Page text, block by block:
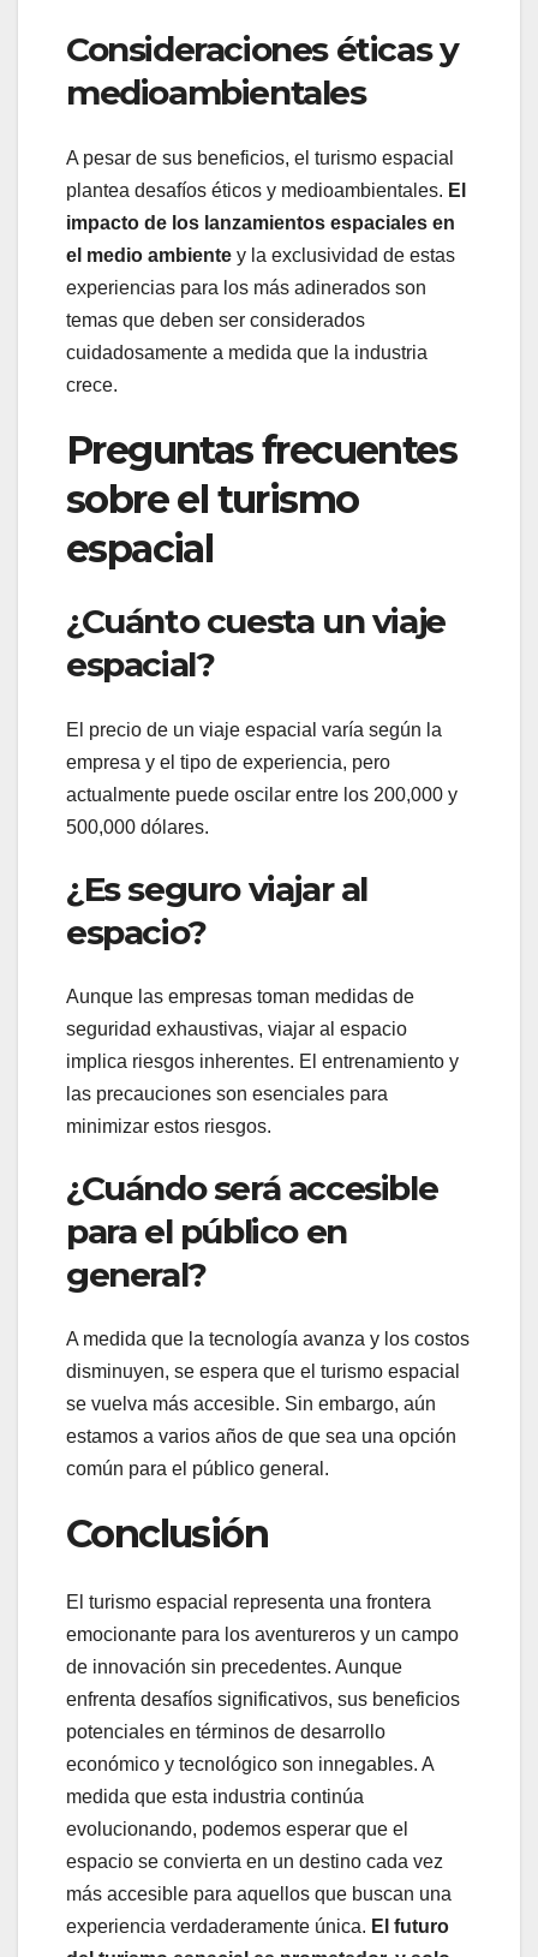
Consideraciones éticas y
medioambientales
A pesar de sus beneficios, el turismo espacial
plantea desafíos éticos y medioambientales. El
impacto de los lanzamientos espaciales en
el medio ambiente y la exclusividad de estas
experiencias para los más adinerados son
temas que deben ser considerados
cuidadosamente a medida que la industria
crece.
Preguntas frecuentes
sobre el turismo
espacial
¿Cuánto cuesta un viaje
espacial?
El precio de un viaje espacial varía según la
empresa y el tipo de experiencia, pero
actualmente puede oscilar entre los 200,000 y
500,000 dólares.
¿Es seguro viajar al
espacio?
Aunque las empresas toman medidas de
seguridad exhaustivas, viajar al espacio
implica riesgos inherentes. El entrenamiento y
las precauciones son esenciales para
minimizar estos riesgos.
¿Cuándo será accesible
para el público en
general?
A medida que la tecnología avanza y los costos
disminuyen, se espera que el turismo espacial
se vuelva más accesible. Sin embargo, aún
estamos a varios años de que sea una opción
común para el público general.
Conclusión
El turismo espacial representa una frontera
emocionante para los aventureros y un campo
de innovación sin precedentes. Aunque
enfrenta desafíos significativos, sus beneficios
potenciales en términos de desarrollo
económico y tecnológico son innegables. A
medida que esta industria continúa
evolucionando, podemos esperar que el
espacio se convierta en un destino cada vez
más accesible para aquellos que buscan una
experiencia verdaderamente única. El futuro